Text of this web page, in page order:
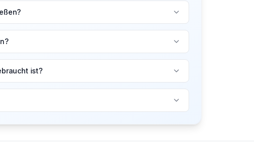
ist?